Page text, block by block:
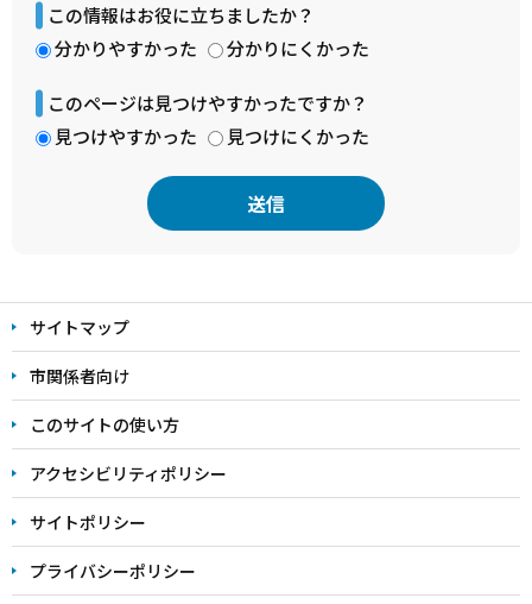
この情報はお役に立ちましたか？
分かりやすかった
分かりにくかった
このページは見つけやすかったですか？
見つけやすかった
見つけにくかった
文
こ
こ
ま
で
サイトマップ
市関係者向け
このサイトの使い方
アクセシビリティポリシー
サイトポリシー
プライバシーポリシー